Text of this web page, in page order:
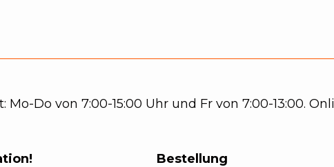
Do von 7:00-15:00 Uhr und Fr von 7:00-13:00.
Bestellung